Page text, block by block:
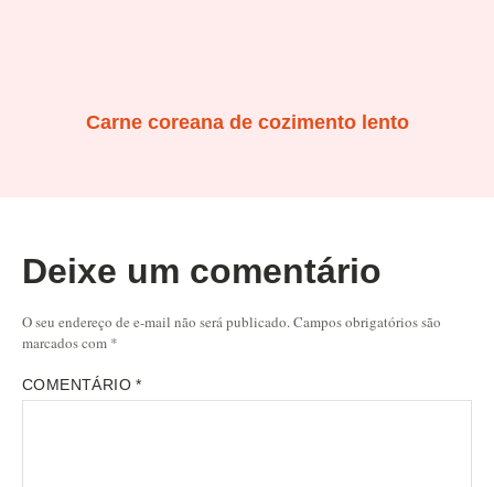
Carne coreana de cozimento lento
Deixe um comentário
O seu endereço de e-mail não será publicado.Campos obrigatórios são
marcados com *
COMENTÁRIO*